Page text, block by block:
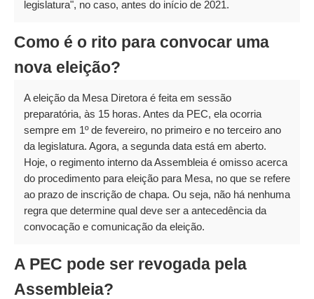
legislatura", no caso, antes do início de 2021.
Como é o rito para convocar uma
nova eleição?
A eleição da Mesa Diretora é feita em sessão
preparatória, às 15 horas. Antes da PEC, ela ocorria
sempre em 1º de fevereiro, no primeiro e no terceiro ano
da legislatura. Agora, a segunda data está em aberto.
Hoje, o regimento interno da Assembleia é omisso acerca
do procedimento para eleição para Mesa, no que se refere
ao prazo de inscrição de chapa. Ou seja, não há nenhuma
regra que determine qual deve ser a antecedência da
convocação e comunicação da eleição.
A PEC pode ser revogada pela
Assembleia?